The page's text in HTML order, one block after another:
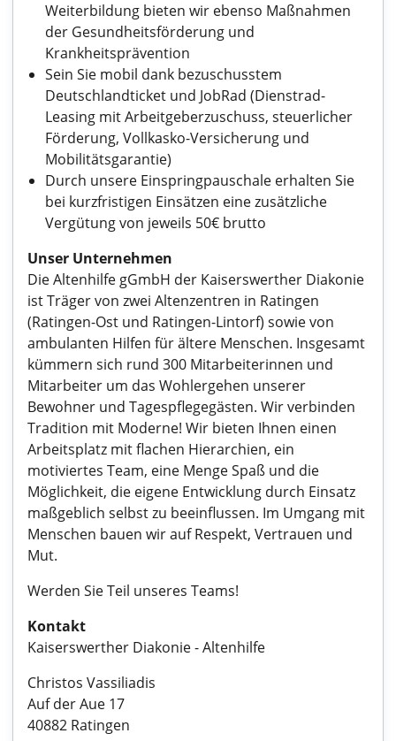
Weiterbildung bieten wir ebenso Maßnahmen
der Gesundheitsförderung und
Krankheitsprävention
Sein Sie mobil dank bezuschusstem
Deutschlandticket und JobRad (Dienstrad-
Leasing mit Arbeitgeberzuschuss, steuerlicher
Förderung, Vollkasko-Versicherung und
Mobilitätsgarantie)
Durch unsere Einspringpauschale erhalten Sie
bei kurzfristigen Einsätzen eine zusätzliche
Vergütung von jeweils 50€ brutto
Unser Unternehmen
Die Altenhilfe gGmbH der Kaiserswerther Diakonie
ist Träger von zwei Altenzentren in Ratingen
(Ratingen-Ost und Ratingen-Lintorf) sowie von
ambulanten Hilfen für ältere Menschen. Insgesamt
kümmern sich rund 300 Mitarbeiterinnen und
Mitarbeiter um das Wohlergehen unserer
Bewohner und Tagespflegegästen. Wir verbinden
Tradition mit Moderne! Wir bieten Ihnen einen
Arbeitsplatz mit flachen Hierarchien, ein
motiviertes Team, eine Menge Spaß und die
Möglichkeit, die eigene Entwicklung durch Einsatz
maßgeblich selbst zu beeinflussen. Im Umgang mit
Menschen bauen wir auf Respekt, Vertrauen und
Mut.
Werden Sie Teil unseres Teams!
Kontakt
Kaiserswerther Diakonie - Altenhilfe
Christos Vassiliadis
Auf der Aue 17
40882 Ratingen